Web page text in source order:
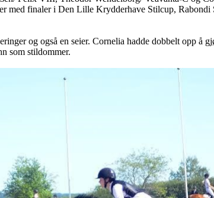
med finaler i Den Lille Krydderhave Stilcup,
og også en seier. Cornelia hadde dobbelt opp å
som stildommer.